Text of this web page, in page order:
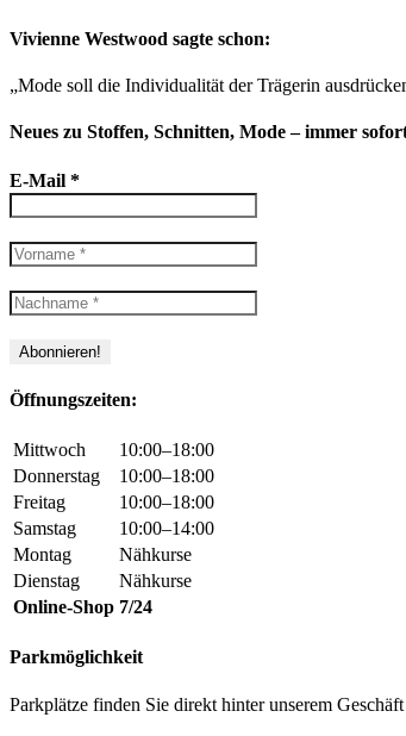
Vivienne Westwood sagte schon:
„Mode soll die Individualität der Trägerin
Neues zu Stoffen, Schnitten, Mode – immer
E-Mail *
Öffnungszeiten:
Mittwoch
10:00–18:00
Donnerstag
10:00–18:00
Freitag
10:00–18:00
Samstag
10:00–14:00
Montag
Nähkurse
Dienstag
Nähkurse
Online-Shop 7/24
Parkmöglichkeit
Parkplätze finden Sie direkt hinter unserem